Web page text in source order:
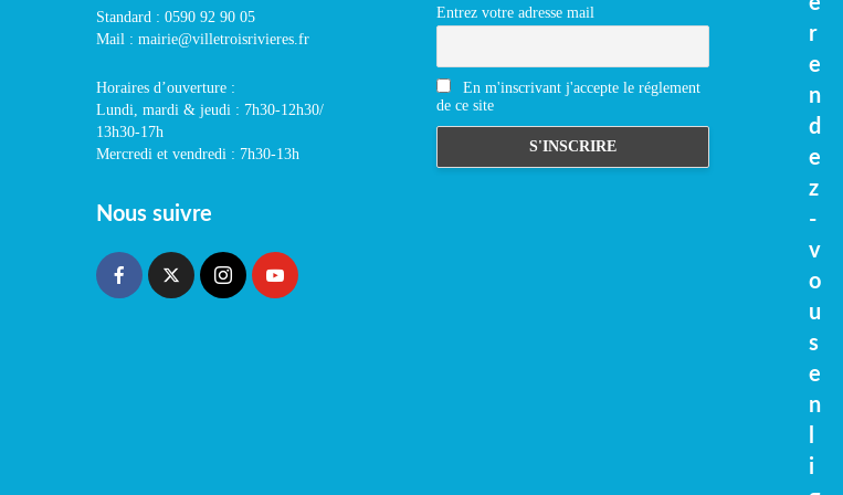
Standard : 0590 92 90 05
Mail : mairie@villetroisrivieres.fr
Horaires d’ouverture :
Lundi, mardi & jeudi : 7h30-12h30/
13h30-17h
Mercredi et vendredi : 7h30-13h
Nous suivre
Entrez votre adresse mail
En m'inscrivant j'accepte le réglement
de ce site
r
e
n
d
e
z
-
v
o
u
s
e
n
i